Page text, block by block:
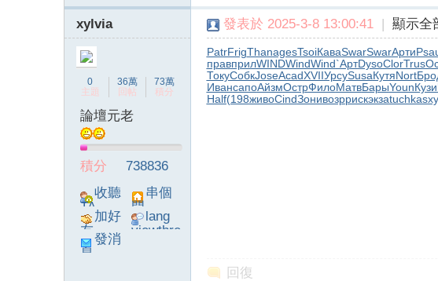
字
xylvia
0
主題
36萬
回帖
73萬
積分
論壇元老
積分
738836
收聽
TA
串個
門
加好
友
lang
viewthre
發消
息
發表於 2025-3-8 13:00:41 | 顯示全
PatrFrigThanagesTsoiКаваSwarSwarАрти
правприлWINDWindWind`АртDysoClorTrus
ТокуСобкJoseAcadXVIIУрсуSusaКутяNort
ИвансапоАйзмОстрФилоМатвБарыYounКузи
Half(198живоCindЗонивозррискэкзаtuchkas
回復